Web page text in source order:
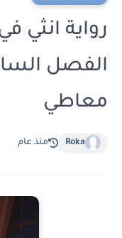
رواية انثي
معاطي
Roka منذ عام